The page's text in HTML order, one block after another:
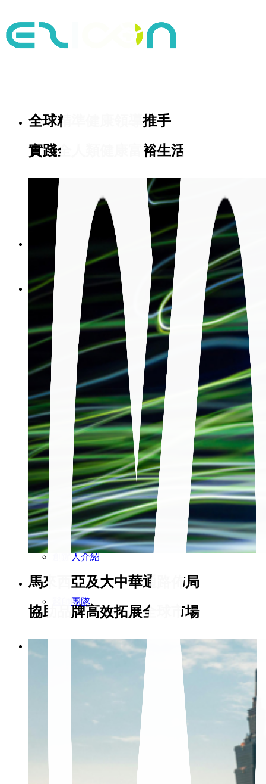
關於我們
集團簡介
歷年里程碑
企業永續
創辦人介紹
醫師團隊
全球精準健康領導推手
實踐全人類健康富裕生活
馬來西亞及大中華通路佈局
協助品牌高效拓展全球市場